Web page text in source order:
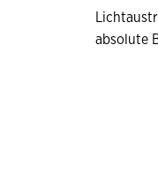
absolute